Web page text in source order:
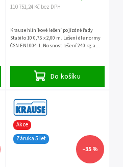
110 751,24 Kč bez DPH
Do košíku
Krause hliníkové lešení pojízdné řady
Stabilo 10 0,75 x 2,00 m. Lešení dle normy
ČSN EN1004-1. Nosnost lešení 240 kg a
Akce
Záruka 5 let
–35 %